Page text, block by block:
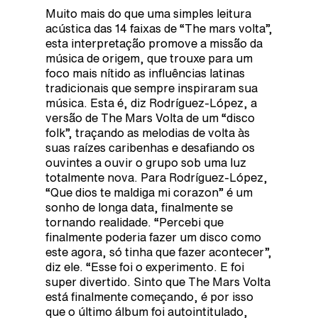
Muito mais do que uma simples leitura
acústica das 14 faixas de “The mars volta”,
esta interpretação promove a missão da
música de origem, que trouxe para um
foco mais nítido as influências latinas
tradicionais que sempre inspiraram sua
música. Esta é, diz Rodríguez-López, a
versão de The Mars Volta de um “disco
folk”, traçando as melodias de volta às
suas raízes caribenhas e desafiando os
ouvintes a ouvir o grupo sob uma luz
totalmente nova. Para Rodríguez-López,
“Que dios te maldiga mi corazon” é um
sonho de longa data, finalmente se
tornando realidade. “Percebi que
finalmente poderia fazer um disco como
este agora, só tinha que fazer acontecer”,
diz ele. “Esse foi o experimento. E foi
super divertido. Sinto que The Mars Volta
está finalmente começando, é por isso
que o último álbum foi autointitulado,